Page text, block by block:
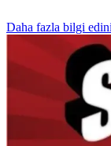
Daha fazla bilgi